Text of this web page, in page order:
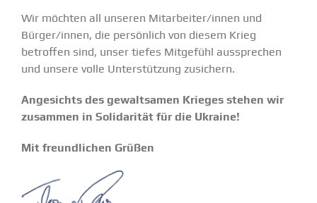
Wir möchten all unseren Mitarbeiter/innen und
Bürger/innen, die persönlich von diesem Krieg
betroffen sind, unser tiefes Mitgefühl aussprechen
und unsere volle Unter­stützung zusichern.
Angesichts des gewalt­samen Krieges stehen wir
zusammen in Solida­rität für die Ukraine!
Mit freund­lichen Grüßen